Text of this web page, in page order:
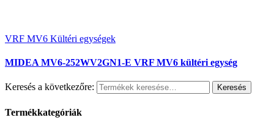
VRF MV6 Kültéri egységek
MIDEA MV6-252WV2GN1-E VRF MV6 kültéri egység
Keresés a következőre: Keresés
Termékkategóriák